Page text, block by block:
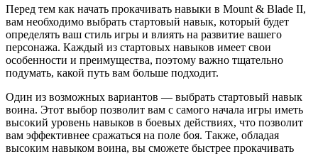
Перед тем как начать прокачивать навыки в Mount & Blade II,
вам необходимо выбрать стартовый навык, который будет
определять ваш стиль игры и влиять на развитие вашего
персонажа. Каждый из стартовых навыков имеет свои
особенности и преимущества, поэтому важно тщательно
подумать, какой путь вам больше подходит.
Один из возможных вариантов — выбрать стартовый навык
воина. Этот выбор позволит вам с самого начала игры иметь
высокий уровень навыков в боевых действиях, что позволит
вам эффективнее сражаться на поле боя. Также, обладая
высоким навыком воина, вы сможете быстрее прокачивать